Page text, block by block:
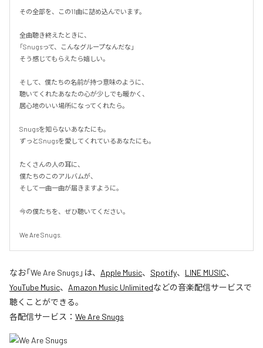
その全部を、この11曲に詰め込んでいます。
全曲聴き終えたときに、
「Snugsって、こんなグループなんだな」
そう感じてもらえたら嬉しい。
そして、僕たちの名前が持つ意味のように、
聴いてくれたあなたの心が少しでも暖かく、
居心地のいい場所になってくれたら。
Snugsを知らないあなたにも。
ずっとSnugsを愛してくれているあなたにも。
たくさんの人の耳に、
僕たちのこのアルバムが、
そして一曲一曲が届きますように。
今の僕たちを、ぜひ聴いてください。
We Are Snugs.
なお「We Are Snugs 」は、 Apple Music、 Spotify、 LINE MUSIC、
YouTube Music、 Amazon Music Unlimitedなどの音楽配信サービスで
聴くことができる。
各配信サービス： We Are Snugs